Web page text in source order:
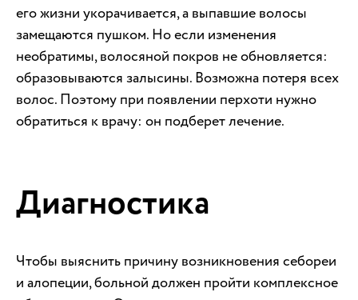
его жизни укорачивается, а выпавшие волосы
замещаются пушком. Но если изменения
необратимы, волосяной покров не обновляется:
образовываются залысины. Возможна потеря всех
волос. Поэтому при появлении перхоти нужно
обратиться к врачу: он подберет лечение.
Диагностика
Чтобы выяснить причину возникновения себореи
и алопеции, больной должен пройти комплексное